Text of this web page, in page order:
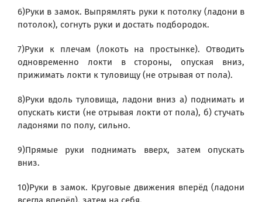
6)Руки в замок. Выпрямлять руки к потолку (ладони в
потолок), согнуть руки и достать подбородок.
7)Руки к плечам (локоть на простынке). Отводить
одновременно локти в стороны, опуская вниз,
прижимать локти к туловищу (не отрывая от пола).
8)Руки вдоль туловища, ладони вниз а) поднимать и
опускать кисти (не отрывая локти от пола), б) стучать
ладонями по полу, сильно.
9)Прямые руки поднимать вверх, затем опускать
вниз.
10)Руки в замок. Круговые движения вперёд (ладони